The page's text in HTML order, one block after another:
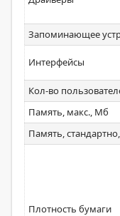
Запоминающее
Интерфейсы
Кол-во
Память, макс., Мб
Память,
Плотность бумаги